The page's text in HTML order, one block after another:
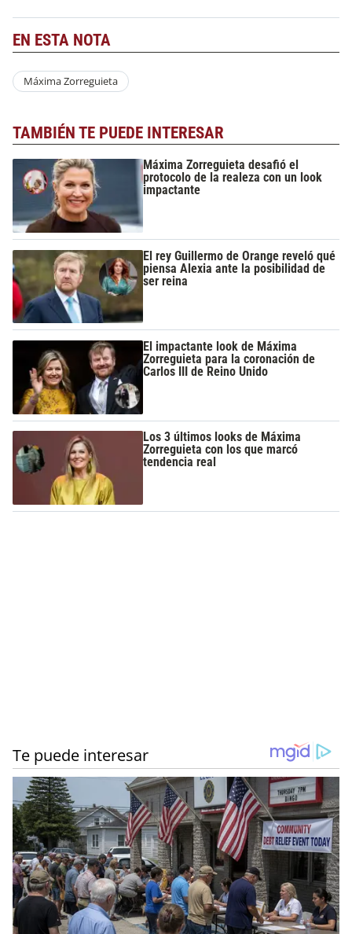
EN ESTA NOTA
Máxima Zorreguieta
TAMBIÉN TE PUEDE INTERESAR
Máxima Zorreguieta desafió el
protocolo de la realeza con un look
impactante
El rey Guillermo de Orange reveló qué
piensa Alexia ante la posibilidad de
ser reina
El impactante look de Máxima
Zorreguieta para la coronación de
Carlos III de Reino Unido
Los 3 últimos looks de Máxima
Zorreguieta con los que marcó
tendencia real